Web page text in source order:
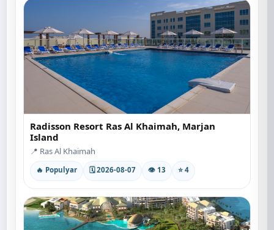
Radisson Resort Ras Al Khaimah, Marjan
Island
📍 Ras Al Khaimah
🔥 Populyar 🗓 2026-08-07 👁 13 ⭐ 4